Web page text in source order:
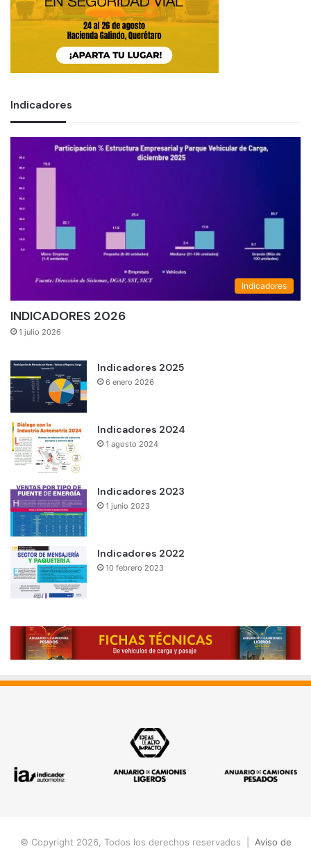
Indicadores
Indicadores
INDICADORES 2026
1 julio 2026
Indicadores 2025
6 enero 2026
Indicadores 2024
1 agosto 2024
Indicadores 2023
1 junio 2023
Indicadores 2022
10 febrero 2023
© Copyright 2026, Todos los derechos reservados | Aviso de